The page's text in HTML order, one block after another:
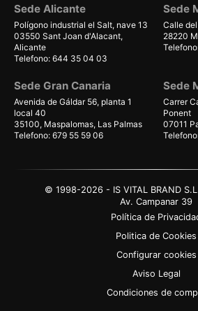
Sede Alicante
Polígono industrial el Salt, nave 13
03550 Sant Joan d'Alacant,
Alicante
Telefono: 644 35 04 03
Sede
Calle
28220
Sede Gran Canaria
Avenida de Gáldar 56, planta 1
local 40
35100, Maspalomas, Las Palmas
Telefono: 679 55 59 06
Sede
Carrer
Ponent
07011
© 1998-2026 - IS VITAL BRAND
Av. Campanar 39
Política de
Politica de Cookies
Configurar cookies
Aviso Legal
Condiciones de